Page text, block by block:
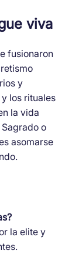
viva
fusionaron
y
los rituales
la vida
o
asomarse
la elite y